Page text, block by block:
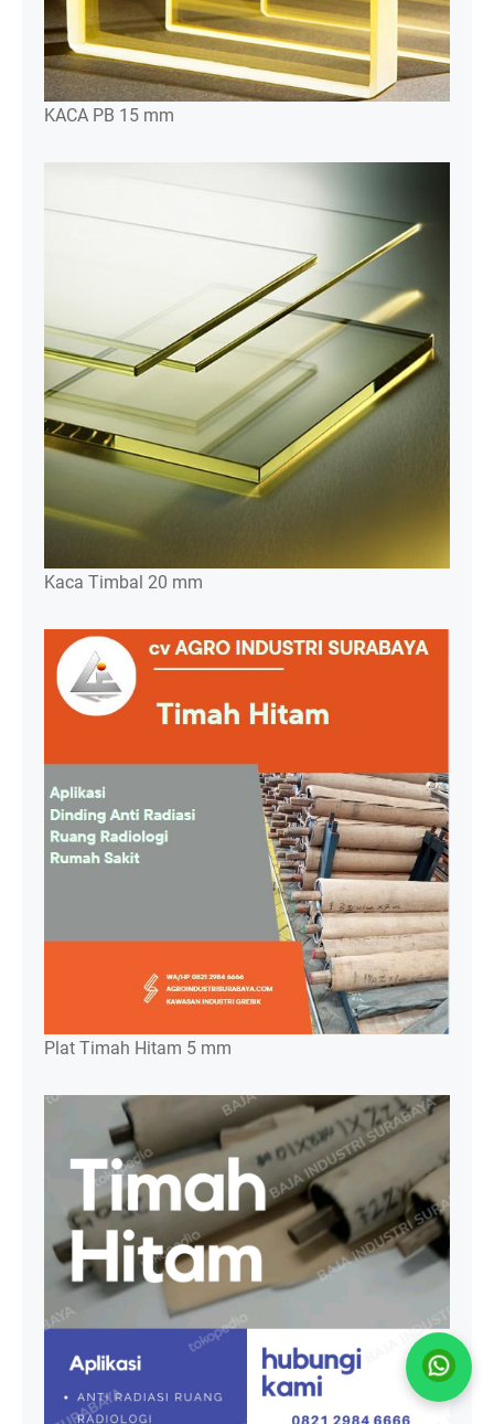
KACA PB 15 mm
Kaca Timbal 20 mm
Plat Timah Hitam 5 mm